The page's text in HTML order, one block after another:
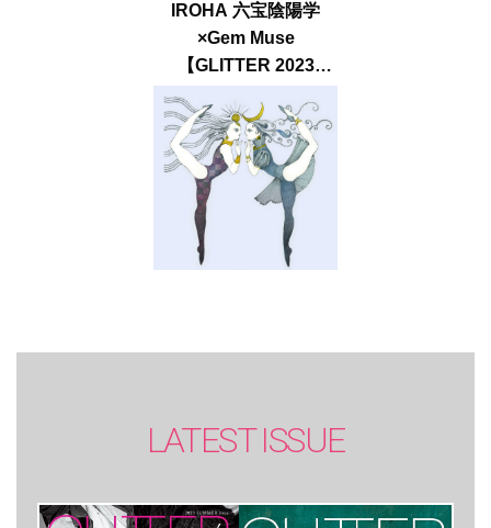
IROHA 六宝陰陽学
×Gem Muse
【GLITTER 2023
SUMMER issue】
LATEST ISSUE